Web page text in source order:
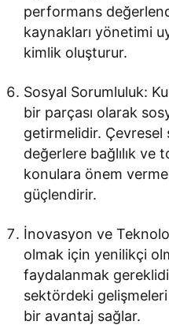
performans
kaynakları yönetimi
kimlik oluşturur.
Sosyal Sorumluluk:
bir parçası olarak
getirmelidir.
değerlere bağlılık ve
konulara önem
güçlendirir.
İnovasyon ve
olmak için yenilikçi
faydalanmak
sektördeki
bir avantaj sağlar.